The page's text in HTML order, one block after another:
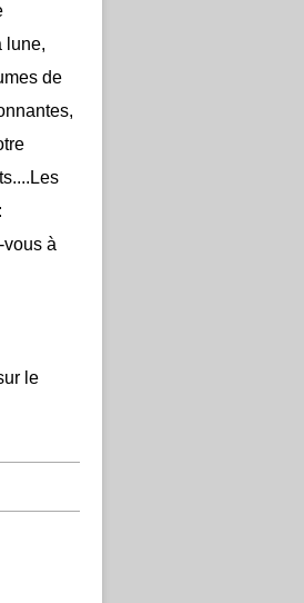
lune,
de
à
le